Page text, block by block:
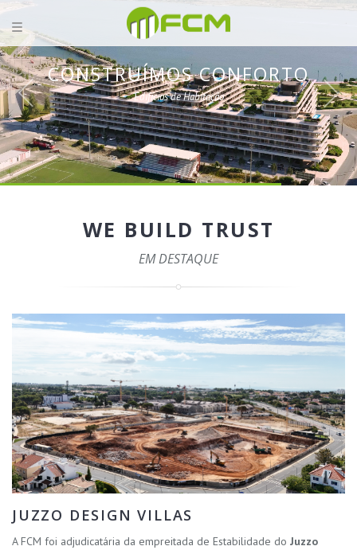
CONSTRUÍMOS CONFORTO
Edifícios de Habitação
WE BUILD TRUST
EM DESTAQUE
JUZZO DESIGN VILLAS
A FCM foi adjudicatária da empreitada de Estabilidade do Juzzo